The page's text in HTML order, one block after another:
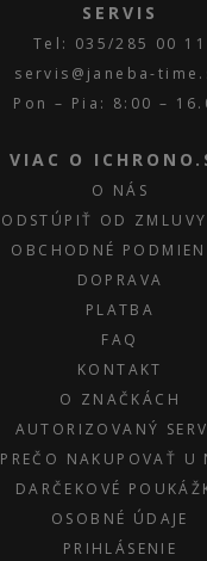
SERVIS
Tel: 035/285 00 11
servis@janeba-
Pon – Pia: 8:00 –
VIAC O
O NÁS
ODSTÚPIŤ OD
OBCHODNÉ
DOPRAVA
PLATBA
FAQ
KONTAKT
O ZNAČKÁCH
AUTORIZOVANÝ
PREČO NAKUPOVAŤ U
DARČEKOVÉ
OSOBNÉ ÚDAJE
PRIHLÁSENIE